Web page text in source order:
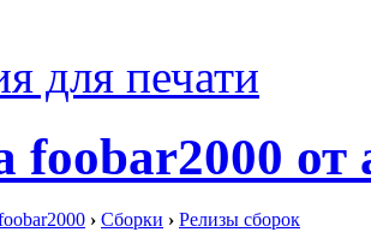
для печати
foobar2000 от
› Сборки › Релизы сборок